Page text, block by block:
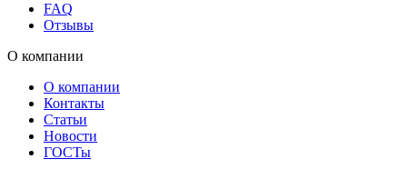
FAQ
Отзывы
О компании
О компании
Контакты
Статьи
Новости
ГОСТы